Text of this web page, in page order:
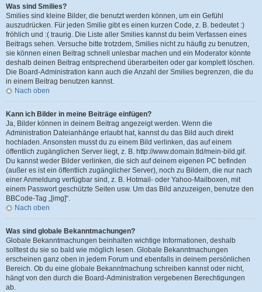
Was sind Smilies?
Smilies sind kleine Bilder, die benutzt werden können, um ein Gefühl
auszudrücken. Für jeden Smilie gibt es einen kurzen Code, z. B. bedeutet :)
fröhlich und :( traurig. Die Liste aller Smilies kannst du beim Verfassen eines
Beitrags sehen. Versuche bitte trotzdem, Smilies nicht zu häufig zu benutzen,
sie können einen Beitrag schnell unlesbar machen und ein Moderator könnte
deshalb deinen Beitrag entsprechend überarbeiten oder gar komplett löschen.
Die Board-Administration kann auch die Anzahl der Smilies begrenzen, die du
in einem Beitrag benutzen kannst.
Nach oben
Kann ich Bilder in meine Beiträge einfügen?
Ja, Bilder können in deinem Beitrag angezeigt werden. Wenn die
Administration Dateianhänge erlaubt hat, kannst du das Bild auch direkt
hochladen. Ansonsten musst du zu einem Bild verlinken, das auf einem
öffentlich zugänglichen Server liegt, z. B. http://www.domain.tld/mein-bild.gif.
Du kannst weder Bilder verlinken, die sich auf deinem eigenen PC befinden
(außer es ist ein öffentlich zugänglicher Server), noch zu Bildern, die nur nach
einer Anmeldung verfügbar sind, z. B. Hotmail- oder Yahoo-Mailboxen, mit
einem Passwort geschützte Seiten usw. Um das Bild anzuzeigen, benutze den
BBCode-Tag „[img]“.
Nach oben
Was sind globale Bekanntmachungen?
Globale Bekanntmachungen beinhalten wichtige Informationen, deshalb
solltest du sie so bald wie möglich lesen. Globale Bekanntmachungen
erscheinen ganz oben in jedem Forum und ebenfalls in deinem persönlichen
Bereich. Ob du eine globale Bekanntmachung schreiben kannst oder nicht,
hängt von den durch die Board-Administration vergebenen Berechtigungen
ab.